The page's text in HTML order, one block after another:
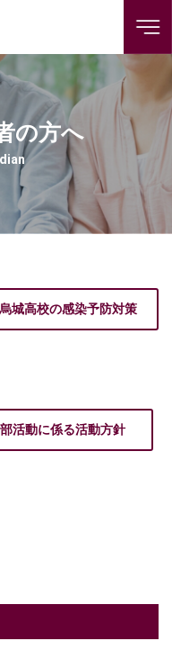
の方へ
烏城高校の感染予防対策
部活動に係る活動方針